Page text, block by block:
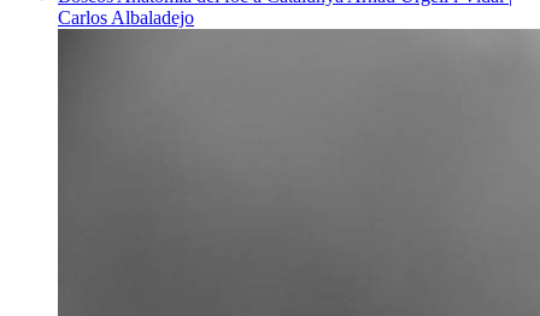
Carlos Albaladejo